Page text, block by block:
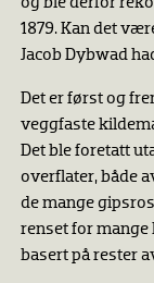
1879. Kan det
Jacob Dybwad
Det er først og
veggfaste
Det ble foretatt
overflater, både
de mange
renset for mange
basert på rester